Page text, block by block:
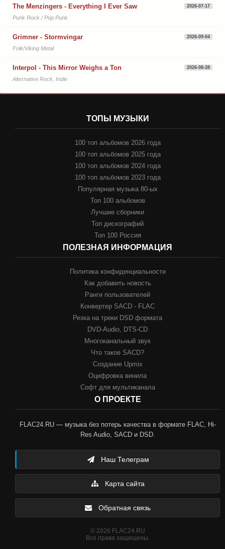
The Menzingers - Everything I Ever Saw 2026-07-17
Punk Rock / Pop Punk
Grimner - Stormvingar 2026-09-04
Folk/Viking Metal
Interpol - This Mirror Weighs a Ton 2026-08-28
Alternative Rock, Indie
ТОПЫ МУЗЫКИ
100 топ альбомов 2026 года
100 топ альбомов 2025 года
100 топ альбомов 2024 года
100 топ альбомов 2023 года
Популярная музыка 80-ых
Топ 100 альбомов
Лучшие сборники
Топ дискографий
Топ 100 Россия
ПОЛЕЗНАЯ ИНФОРМАЦИЯ
Политика конфиденциальности
Как добавить новость
Ранги пользователей
Конвертер SACD - FLAC
Резка на треки DSD формата
DVD-Audio, DTS-CD
Многоканальный звук
Что такое SACD?
Создание Upmix
Оцифровка винила
Софт для мультиканала
О ПРОЕКТЕ
FLAC24.RU — музыка без потерь качества в формате FLAC, Hi-
Res Audio, SACD и DSD.
Наш Телеграм
Карта сайта
Обратная связь
© 2026 FLAC24.RU
Все права защищены.